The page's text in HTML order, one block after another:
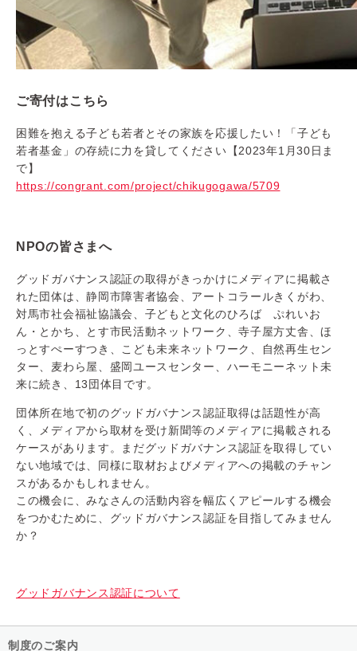
ご寄付はこちら
困難を抱える子ども若者とその家族を応援したい！「子ども
若者基金」の存続に力を貸してください【2023年1月30日ま
で】
https://congrant.com/project/chikugogawa/5709
NPOの皆さまへ
グッドガバナンス認証の取得がきっかけにメディアに掲載さ
れた団体は、静岡市障害者協会、アートコラールきくがわ、
対馬市社会福祉協議会、子どもと文化のひろば ぷれいお
ん・とかち、とす市民活動ネットワーク、寺子屋方丈舎、ほ
っとすぺーすつき、こども未来ネットワーク、自然再生セン
ター、麦わら屋、盛岡ユースセンター、ハーモニーネット未
来に続き、13団体目です。
団体所在地で初のグッドガバナンス認証取得は話題性が高
く、メディアから取材を受け新聞等のメディアに掲載される
ケースがあります。まだグッドガバナンス認証を取得してい
ない地域では、同様に取材およびメディアへの掲載のチャン
スがあるかもしれません。
この機会に、みなさんの活動内容を幅広くアピールする機会
をつかむために、グッドガバナンス認証を目指してみません
か？
グッドガバナンス認証について
制度のご案内